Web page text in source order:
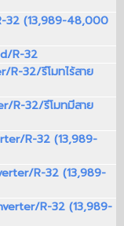
32 (13,989-48,000
R-32
R-32/รีโมทไร้สาย
R-32/รีโมทมีสาย
R-32 (13,989-
R-32 (13,989-
R-32 (13,989-